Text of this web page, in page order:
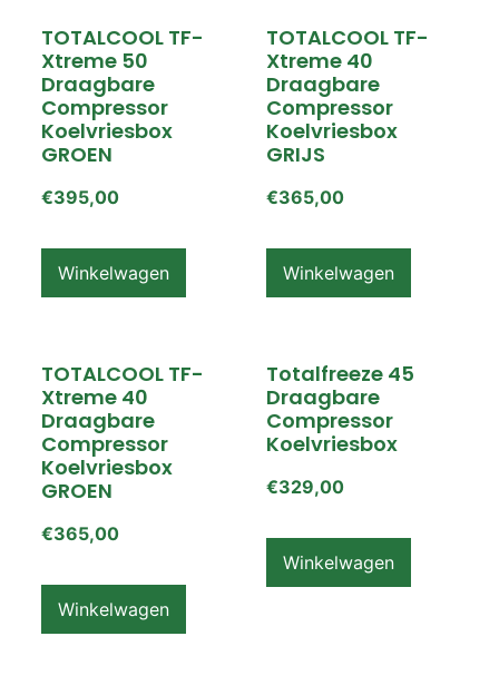
TOTALCOOL TF-
Xtreme 50
Draagbare
Compressor
Koelvriesbox
GROEN
€395,00
Winkelwagen
TOTALCOOL TF-
Xtreme 40
Draagbare
Compressor
Koelvriesbox
GRIJS
€365,00
Winkelwagen
TOTALCOOL TF-
Xtreme 40
Draagbare
Compressor
Koelvriesbox
GROEN
€365,00
Winkelwagen
Totalfreeze 45
Draagbare
Compressor
Koelvriesbox
€329,00
Winkelwagen